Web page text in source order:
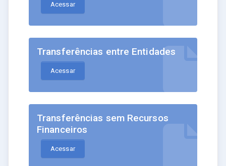
Acessar
Transferências entre Entidades
Acessar
Transferências sem Recursos
Financeiros
Acessar